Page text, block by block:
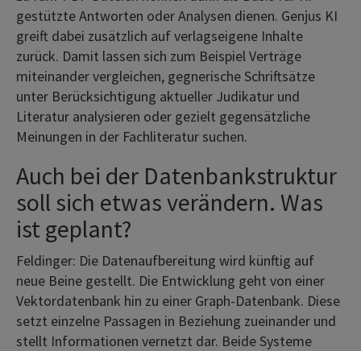
gestützte Antworten oder Analysen dienen. Genjus KI
greift dabei zusätzlich auf verlagseigene Inhalte
zurück. Damit lassen sich zum Beispiel Verträge
miteinander vergleichen, gegnerische Schriftsätze
unter Berücksichtigung aktueller Judikatur und
Literatur analysieren oder gezielt gegensätzliche
Meinungen in der Fachliteratur suchen.
Auch bei der Datenbankstruktur
soll sich etwas verändern. Was
ist geplant?
Feldinger: Die Datenaufbereitung wird künftig auf
neue Beine gestellt. Die Entwicklung geht von einer
Vektordatenbank hin zu einer Graph-Datenbank. Diese
setzt einzelne Passagen in Beziehung zueinander und
stellt Informationen vernetzt dar. Beide Systeme